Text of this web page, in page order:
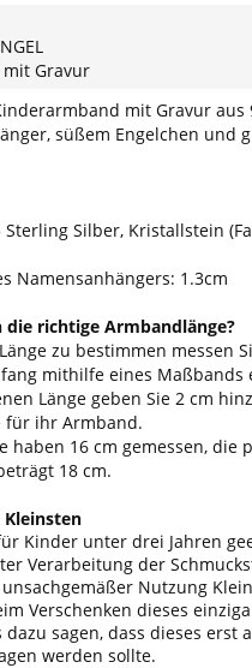
Gravur
mit Gravur aus
süßem Engelchen und
Silber, Kristallstein
Namensanhängers: 1.3cm
richtige Armbandlänge?
zu bestimmen messen
mithilfe eines Maßbands
Länge geben Sie 2 cm
für ihr Armband.
haben 16 cm gemessen, die
18 cm.
Kleinsten
Kinder unter drei Jahren
Verarbeitung der
Nutzung
Verschenken dieses
dazu sagen, dass dieses erst
werden sollte.